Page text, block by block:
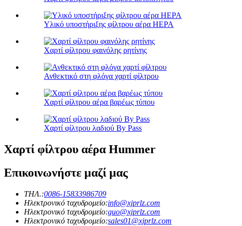
Υλικό υποστήριξης φίλτρου αέρα HEPA
Χαρτί φίλτρου φαινόλης ρητίνης
Ανθεκτικό στη φλόγα χαρτί φίλτρου
Χαρτί φίλτρου αέρα βαρέως τύπου
Χαρτί φίλτρου λαδιού By Pass
Χαρτί φίλτρου αέρα Hummer
Επικοινωνήστε μαζί μας
ΤΗΛ.:0086-15833986709
Ηλεκτρονικό ταχυδρομείο:info@xjprlz.com
Ηλεκτρονικό ταχυδρομείο:guo@xjprlz.com
Ηλεκτρονικό ταχυδρομείο:sales01@xjprlz.com